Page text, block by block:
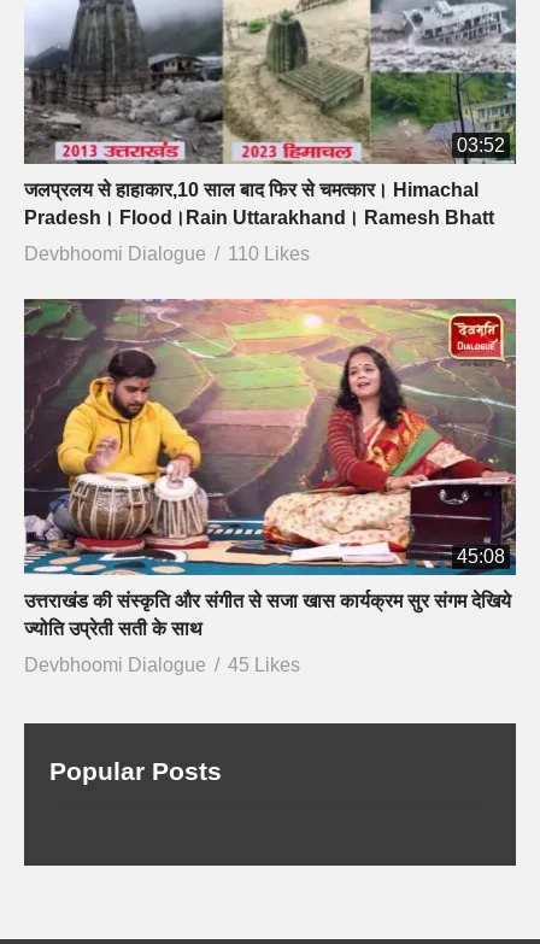
03:52
जलप्रलय से हाहाकार,10 साल बाद फिर से चमत्कार। Himachal
Pradesh। Flood।Rain Uttarakhand। Ramesh Bhatt
Devbhoomi Dialogue
110 Likes
45:08
उत्तराखंड की संस्कृति और संगीत से सजा खास कार्यक्रम सुर संगम देखिये
ज्योति उप्रेती सती के साथ
Devbhoomi Dialogue
45 Likes
Popular Posts